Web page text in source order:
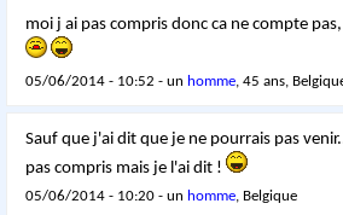
moi j ai pas compris donc ca ne compte
05/06/2014 - 10:52 - un homme, 45 ans,
Sauf que j'ai dit que je ne pourrais pas
pas compris mais je l'ai dit !
05/06/2014 - 10:20 - un homme, Belgique